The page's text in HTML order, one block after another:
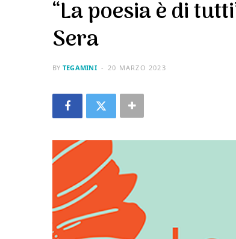
“La poesia è di
Sera
BY TEGAMINI 20 MARZO 2023